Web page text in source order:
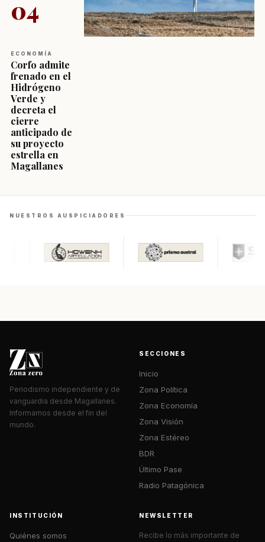
04
ECONOMÍA
Corfo admite
frenado en el
Hidrógeno
Verde y
decreta el
cierre
anticipado de
su proyecto
estrella en
Magallanes
NUESTROS AUSPICIADORES
Periodismo independiente y de
vanguardia desde Magallanes.
Informamos desde el fin del
mundo.
SECCIONES
Inicio
Zona Política
Zona Economía
Zona Visión
Zona Estéreo
BDR
Último Pase
Radio Patagónica
INSTITUCIÓN
Quiénes somos
NEWSLETTER
Recibe lo más importante de